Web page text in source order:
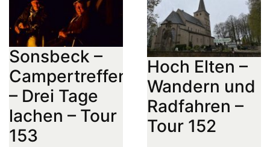
Sonsbeck –
Campertreffen
– Drei Tage
lachen – Tour
153
Hoch Elten –
Wandern und
Radfahren –
Tour 152